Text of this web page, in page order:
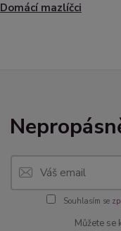
Domácí mazlíčci
Souhlasím se
Můžete se